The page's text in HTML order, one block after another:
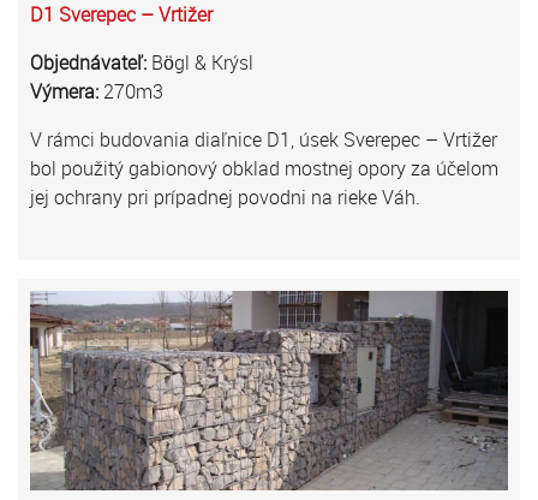
D1 Sverepec – Vrtižer
Objednávateľ: Bögl & Krýsl
Výmera: 270m3
V rámci budovania diaľnice D1, úsek Sverepec – Vrtižer
bol použitý gabionový obklad mostnej opory za účelom
jej ochrany pri prípadnej povodni na rieke Váh.